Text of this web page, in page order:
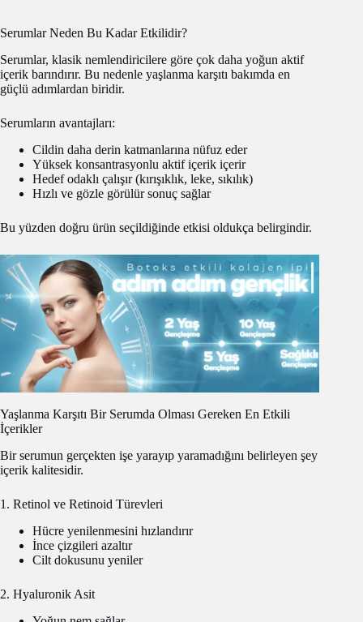
Serumlar Neden Bu Kadar Etkilidir?
Serumlar, klasik nemlendiricilere göre çok daha yoğun aktif
içerik barındırır. Bu nedenle yaşlanma karşıtı bakımda en
güçlü adımlardan biridir.
Serumların avantajları:
Cildin daha derin katmanlarına nüfuz eder
Yüksek konsantrasyonlu aktif içerik içerir
Hedef odaklı çalışır (kırışıklık, leke, sıkılık)
Hızlı ve gözle görülür sonuç sağlar
Bu yüzden doğru ürün seçildiğinde etkisi oldukça belirgindir.
Yaşlanma Karşıtı Bir Serumda Olması Gereken En Etkili
İçerikler
Bir serumun gerçekten işe yarayıp yaramadığını belirleyen şey
içerik kalitesidir.
1. Retinol ve Retinoid Türevleri
Hücre yenilenmesini hızlandırır
İnce çizgileri azaltır
Cilt dokusunu yeniler
2. Hyaluronik Asit